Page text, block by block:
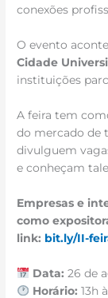
conexões
O evento
Cidade
instituições
A feira tem
do mercado de
divulguem
e conheçam
Empresas e
como
link: bit.ly/II-
Data: 26 de
Horário: 13h